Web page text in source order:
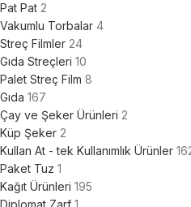
Pat Pat 2
Vakumlu Torbalar 4
Streç Filmler 24
Gıda Streçleri 10
Palet Streç Film 8
Gıda 167
Çay ve Şeker Ürünleri 2
Küp Şeker 2
Kullan At - tek Kullanımlık Ürünler
Paket Tuz 1
Kağıt Ürünleri 195
Diplomat Zarf 1